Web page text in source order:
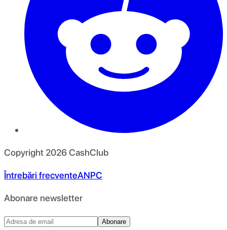
Copyright 2026CashClub
Întrebări frecventeANPC
Abonare newsletter
Abonare